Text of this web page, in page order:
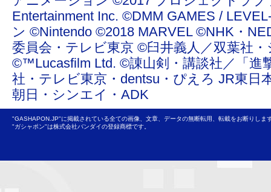
Entertainment Inc. ©DMM GAMES /
ン ©Nintendo ©2018 MARVEL ©NHK・
委員会・テレビ東京 ©臼井義人／双葉社
©™Lucasfilm Ltd. ©諌山剣・講談社／「進
社・テレビ東京・dentsu・ぴえろ JR東
朝日・シンエイ・ADK
"GASHAPON.JP"に掲載されている全ての画像、文章、データの無断転用、転載をお断りしま
"ガシャポン"は株式会社バンダイの登録商標です。